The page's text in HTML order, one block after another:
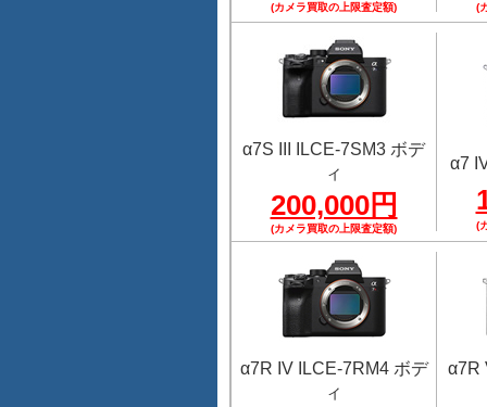
(カメラ買取の上限査定額) (
α7S III ILCE-7SM3 ボデ
ィ
200,000円
(カメラ買取の上限査定額)
α7
(
α7R IV ILCE-7RM4 ボデ
ィ
α7R